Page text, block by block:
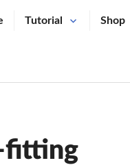
Tutorial Shop
fitting